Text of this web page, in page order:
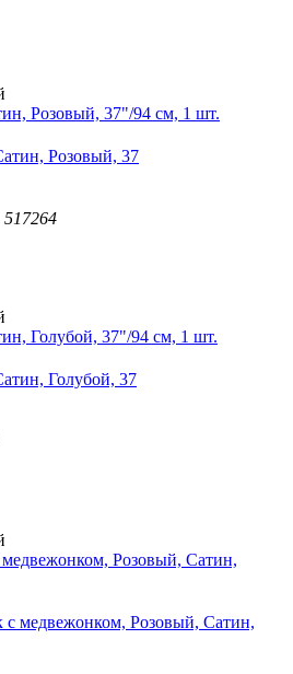
Розовый, 37"/94 см, 1 шт.
517264
Голубой, 37"/94 см, 1 шт.
Розовый, Сатин,